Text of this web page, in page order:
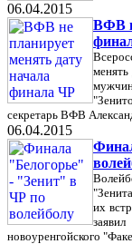
06.04.2015
ВФВ
секретарь ВФВ
06.04.2015
их
новоуренгойского